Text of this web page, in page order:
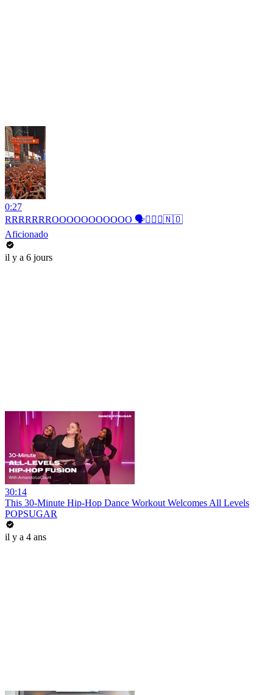
0:27
RRRRRRROOOOOOOOOOO 🗣️🚣🏻‍♂️🇳🇴
Aficionado
il y a 6 jours
30:14
This 30-Minute Hip-Hop Dance Workout Welcomes All Levels
POPSUGAR
il y a 4 ans